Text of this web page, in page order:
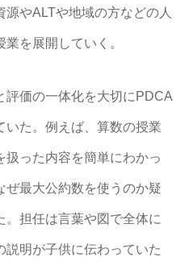
源やALTや地域の方などの人
を展開していく。
価の一体化を大切にPDCA
いた。例えば、算数の授業
った内容を簡単にわかっ
ぜ最大公約数を使うのか疑
。担任は言葉や図で全体に
説明が子供に伝わっていた